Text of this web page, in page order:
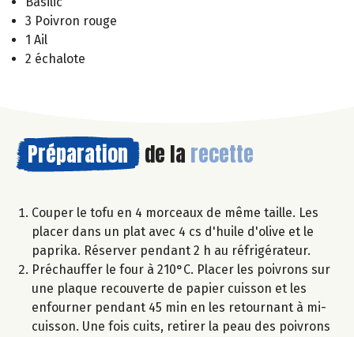
3 Poivron rouge
1 Ail
2 échalote
Préparation de la recette
Couper le tofu en 4 morceaux de même taille. Les
placer dans un plat avec 4 cs d'huile d'olive et le
paprika. Réserver pendant 2 h au réfrigérateur.
Préchauffer le four à 210°C. Placer les poivrons sur
une plaque recouverte de papier cuisson et les
enfourner pendant 45 min en les retournant à mi-
cuisson. Une fois cuits, retirer la peau des poivrons